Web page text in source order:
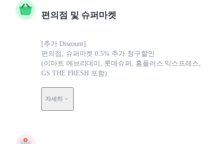
편의점 및 슈퍼마켓
[추가 Discount]
편의점, 슈퍼마켓 0.5% 추가 청구할인
(이마트 에브리데이, 롯데슈퍼, 홈플러스 익스프레스,
GS THE FRESH 포함)
자세히